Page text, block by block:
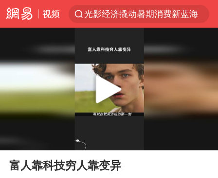
视频
光影经济撬动暑期消费新蓝海
上四休三，但降薪1000元，你接受吗？
情侣平潭拍日出坠崖1死1伤
央视新主播李秋莹孙亚鹏亮相
酒店回应车内过夜被收150元
Play
富人靠科技穷人靠变异